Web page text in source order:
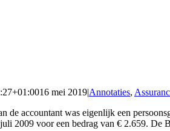
16 mei 2019|Annotaties,
de accountant was eigenlijk een
2009 voor een bedrag van € 2.659.